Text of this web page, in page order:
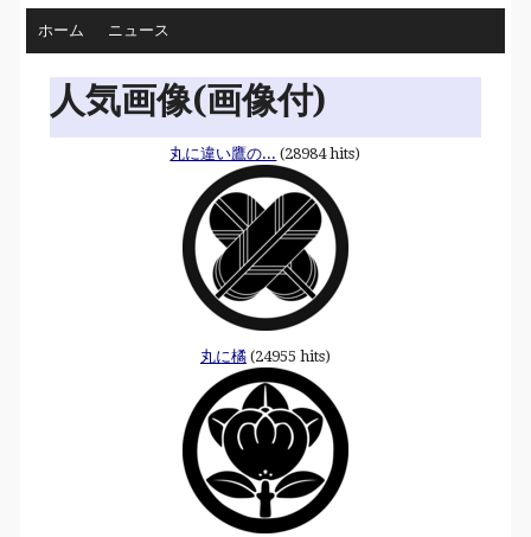
ホーム ニュース
人気画像(画像付)
丸に違い鷹の... (28984 hits)
丸に橘(24955 hits)